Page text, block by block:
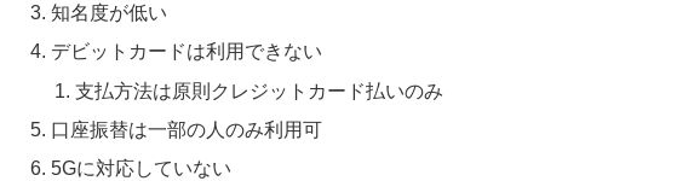
知名度が低い
デビットカードは利用できない
支払方法は原則クレジットカード払いのみ
口座振替は一部の人のみ利用可
5Gに対応していない